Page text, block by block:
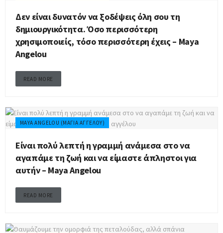
Δεν είναι δυνατόν να ξοδέψεις όλη σου τη
δημιουργικότητα. Όσο περισσότερη
χρησιμοποιείς, τόσο περισσότερη έχεις – Maya
Angelou
READ MORE
MAYA ANGELOU (ΜΆΓΙΑ ΑΓΓΈΛΟΥ)
Είναι πολύ λεπτή η γραμμή ανάμεσα στο να
αγαπάμε τη ζωή και να είμαστε άπληστοι για
αυτήν – Maya Angelou
READ MORE